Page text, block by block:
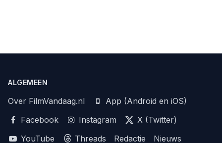
ALGEMEEN
Over FilmVandaag.nl
App (Android en iOS)
Facebook
Instagram
X (Twitter)
YouTube
Threads Redactie
Nieuws